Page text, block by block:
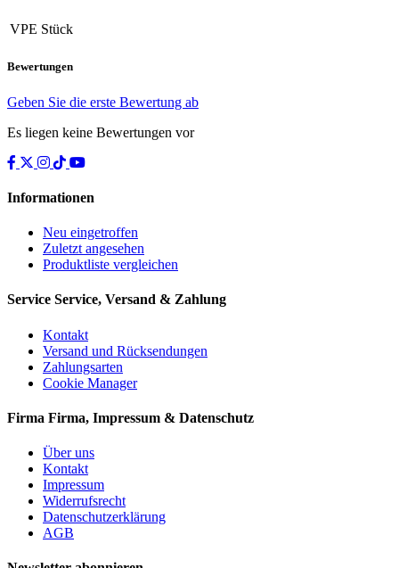
VPE Stück
Bewertungen
Geben Sie die erste Bewertung ab
Es liegen keine Bewertungen vor
Informationen
Neu eingetroffen
Zuletzt angesehen
Produktliste vergleichen
Service Service, Versand & Zahlung
Kontakt
Versand und Rücksendungen
Zahlungsarten
Cookie Manager
Firma Firma, Impressum & Datenschutz
Über uns
Kontakt
Impressum
Widerrufsrecht
Datenschutzerklärung
AGB